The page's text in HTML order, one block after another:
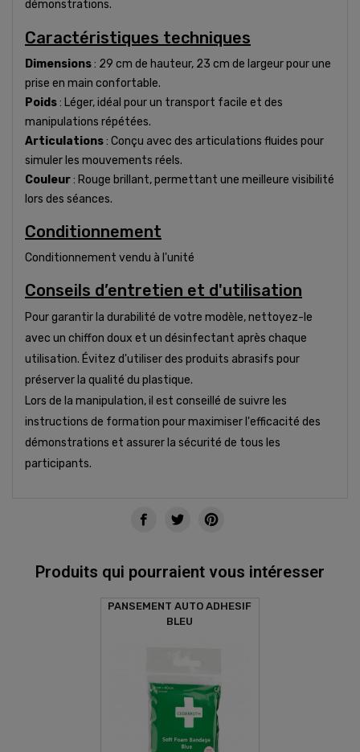
démonstrations.
Caractéristiques techniques
Dimensions: 29 cm de hauteur, 23 cm de largeur pour une
prise en main confortable.
Poids: Léger, idéal pour un transport facile et des
manipulations répétées.
Articulations: Conçu avec des articulations fluides pour
simuler les mouvements réels.
Couleur: Rouge brillant, permettant une meilleure visibilité
lors des séances.
Conditionnement
Conditionnement vendu à l'unité
Conseils d’entretien et d'utilisation
Pour garantir la durabilité de votre modèle, nettoyez-le
avec un chiffon doux et un désinfectant après chaque
utilisation. Évitez d'utiliser des produits abrasifs pour
préserver la qualité du plastique.
Lors de la manipulation, il est conseillé de suivre les
instructions de formation pour maximiser l'efficacité des
démonstrations et assurer la sécurité de tous les
participants.
Produits qui pourraient vous intéresser
PANSEMENT AUTO ADHESIF
BLEU